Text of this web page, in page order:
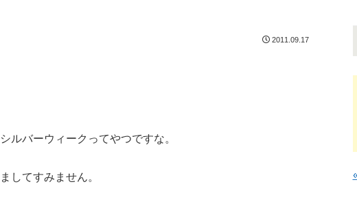
2011.09.17
ルバーウィークってやつですな。
してすみません。